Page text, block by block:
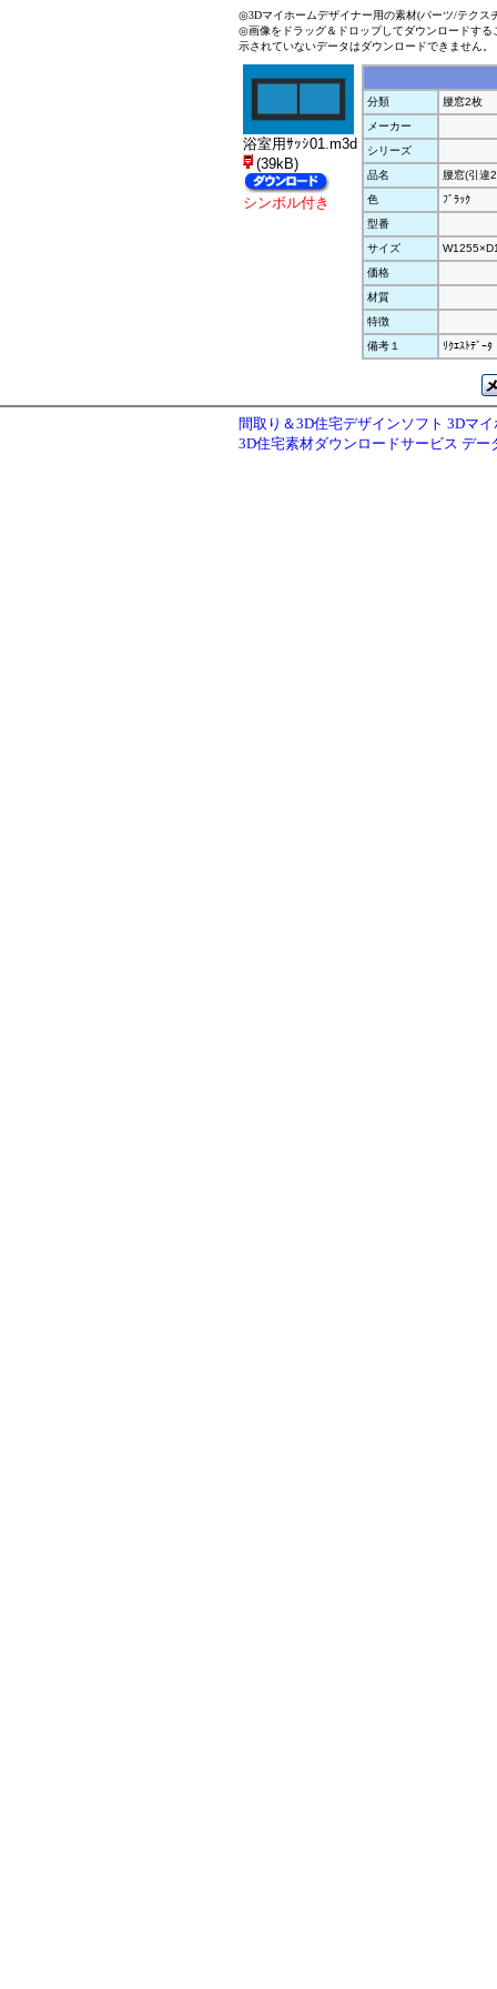
◎3Dマイホームデザイナー用の素材(パーツ/テクス
◎画像をドラッグ＆ドロップしてダウンロードす
示されていないデータはダウンロードできません。
浴室用ｻｯｼ01.m3d
(39kB)
シンボル付き
分類
腰窓2枚
メーカー
シリーズ
品名
腰窓(引違
色
ﾌﾞﾗｯｸ
型番
サイズ
価格
材質
特徴
備考１
ﾘｸｴｽﾄﾃﾞｰﾀ
間取り＆3D住宅デザインソフト 3Dマ
3D住宅素材ダウンロードサービス デー